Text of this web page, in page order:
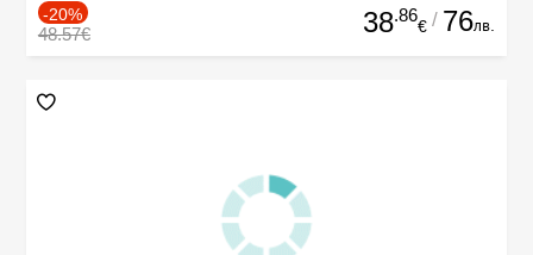
-20%
48.57€ 38.86
€ / 76лв.